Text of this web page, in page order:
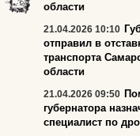
области
21.04.2026 10:10
отправил в
транспорта
области
21.04.2026 09:50
губернатора
специалист по